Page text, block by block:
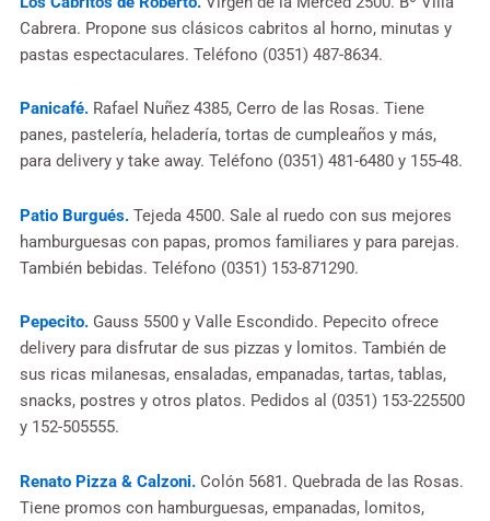
Cabrera. Propone sus clásicos cabritos al horno, minutas y
pastas espectaculares. Teléfono (0351) 487-8634.
Panicafé. Rafael Nuñez 4385, Cerro de las Rosas. Tiene
panes, pastelería, heladería, tortas de cumpleaños y más,
para delivery y take away. Teléfono (0351) 481-6480 y 155-48.
Patio Burgués. Tejeda 4500. Sale al ruedo con sus mejores
hamburguesas con papas, promos familiares y para parejas.
También bebidas. Teléfono (0351) 153-871290.
Pepecito. Gauss 5500 y Valle Escondido. Pepecito ofrece
delivery para disfrutar de sus pizzas y lomitos. También de
sus ricas milanesas, ensaladas, empanadas, tartas, tablas,
snacks, postres y otros platos. Pedidos al (0351) 153-225500
y 152-505555.
Renato Pizza & Calzoni. Colón 5681. Quebrada de las Rosas.
Tiene promos con hamburguesas, empanadas, lomitos,